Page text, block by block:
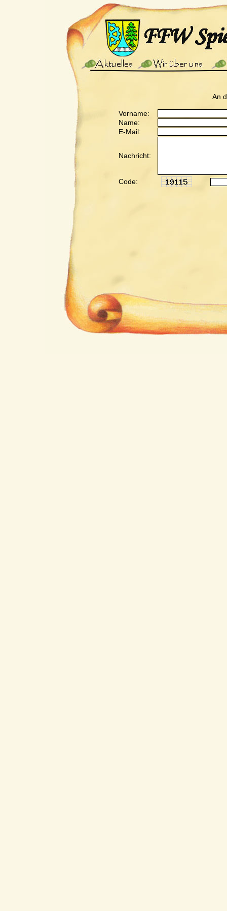
An
Vorname:
Name:
E-Mail:
Nachricht:
Code: